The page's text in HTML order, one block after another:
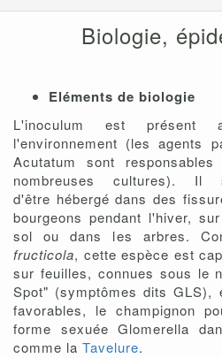
Biologie,
Eléments de biologie
L'inoculum est
l'environnement (les agents
Acutatum sont
nombreuses cultures). Il
d'être hébergé dans des
bourgeons pendant l'hiver,
sol ou dans les arbres.
fructicola, cette espèce est
sur feuilles, connues sous le
Spot" (symptômes dits
favorables, le champignon
forme sexuée Glomerella
comme la Tavelure.